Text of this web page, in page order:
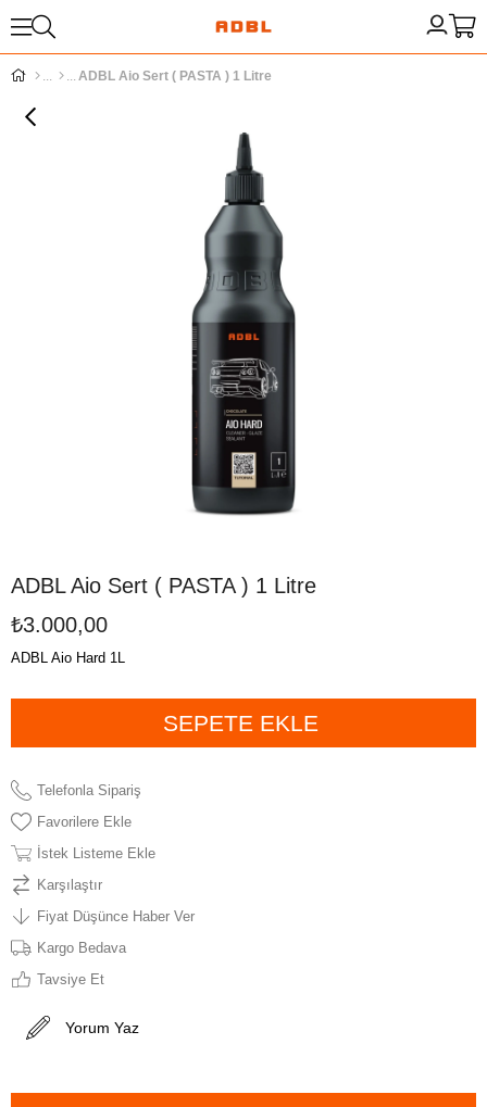
ADBL Aio Sert ( PASTA ) 1 Litre
ADBL Aio Sert ( PASTA ) 1 Litre
₺3.000,00
ADBL Aio Hard 1L
Telefonla Sipariş
Favorilere Ekle
İstek Listeme Ekle
Karşılaştır
Fiyat Düşünce Haber Ver
Kargo Bedava
Tavsiye Et
Yorum Yaz